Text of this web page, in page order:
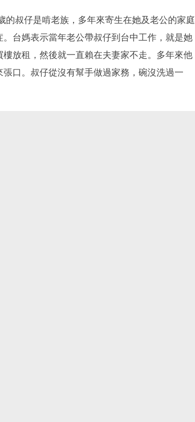
叔仔是啃老族，多年來寄生在她及老公的家庭
台媽表示當年老公帶叔仔到台中工作，就是她
放租，然後就一直賴在夫妻家不走。多年來他
口。叔仔從沒有幫手做過家務，碗沒洗過一